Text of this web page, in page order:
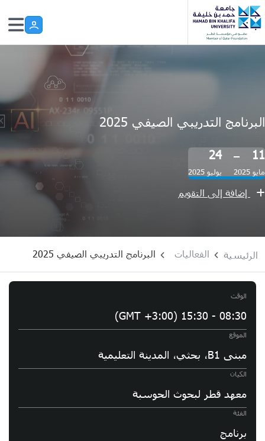
Skip to main content
البرنامج التدريبي الصيفي 2025
11
مايو 2025
24
يوليو 2025
إضافة إلى التقويم
الرئيسية الفعاليات البرنامج التدريبي الصيفي 2025
الوقت
08:30 - 15:30 (GMT +3:00)
الموقع
مبنى B1، بحثي، المدينة التعليمية
الكيان
معهد قطر لبحوث الحوسبة
الفئة
برنامج